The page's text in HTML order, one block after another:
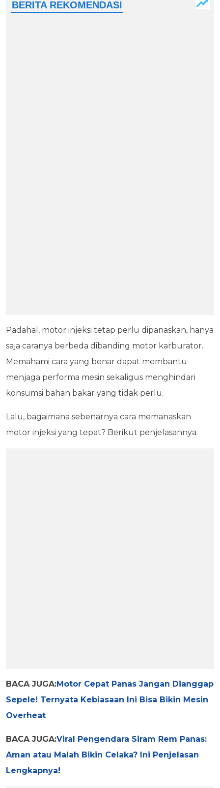
Padahal, motor injeksi tetap perlu dipanaskan, hanya
saja caranya berbeda dibanding motor karburator.
Memahami cara yang benar dapat membantu
menjaga performa mesin sekaligus menghindari
konsumsi bahan bakar yang tidak perlu.
Lalu, bagaimana sebenarnya cara memanaskan
motor injeksi yang tepat? Berikut penjelasannya.
BACA JUGA:Motor Cepat Panas Jangan Dianggap
Sepele! Ternyata Kebiasaan Ini Bisa Bikin Mesin
Overheat
BACA JUGA:Viral Pengendara Siram Rem Panas:
Aman atau Malah Bikin Celaka? Ini Penjelasan
Lengkapnya!